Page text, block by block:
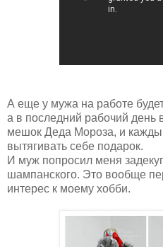
А еще у мужа на работе
а в последний рабочий день
мешок Деда Мороза, и
вытягивать себе подарок.
И муж попросил меня
шампанского. Это вообще
интерес к моему хобби.